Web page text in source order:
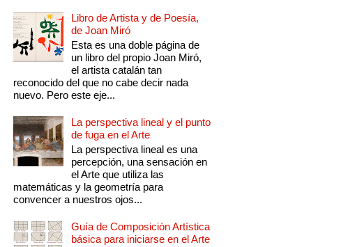
Libro de Artista y de Poesía,
de Joan Miró
Esta es una doble página de
un libro del propio Joan Miró,
el artista catalán tan
reconocido del que no cabe decir nada
nuevo. Pero este eje...
La perspectiva lineal y el punto
de fuga en el Arte
La perspectiva lineal es una
percepción, una sensación en
el Arte que utiliza las
matemáticas y la geometría para
convencer a nuestros ojos...
Guía de Composición Artística
básica para iniciarse en el Arte